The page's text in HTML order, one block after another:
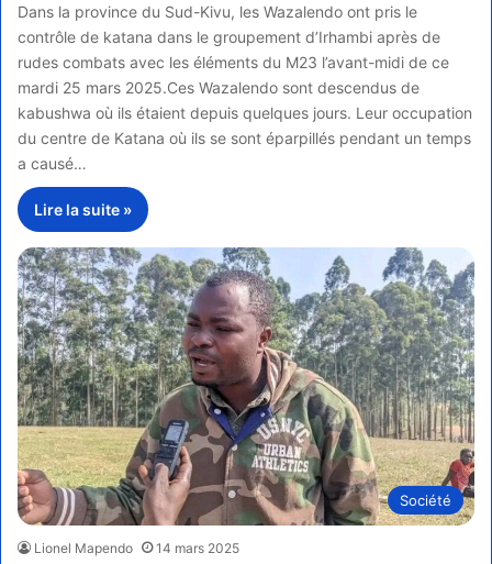
Dans la province du Sud-Kivu, les Wazalendo ont pris le
contrôle de katana dans le groupement d’Irhambi après de
rudes combats avec les éléments du M23 l’avant-midi de ce
mardi 25 mars 2025.Ces Wazalendo sont descendus de
kabushwa où ils étaient depuis quelques jours. Leur occupation
du centre de Katana où ils se sont éparpillés pendant un temps
a causé…
Lire la suite »
Société
Lionel Mapendo 14 mars 2025